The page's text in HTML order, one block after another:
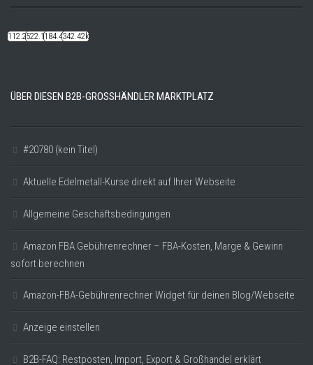
112.22k522.14k184.48k342.42k
ÜBER DIESEN B2B-GROSSHÄNDLER MARKTPLATZ
#20780 (kein Titel)
Aktuelle Edelmetall-Kurse direkt auf Ihrer Webseite
Allgemeine Geschäftsbedingungen
Amazon FBA Gebührenrechner – FBA-Kosten, Marge & Gewinn
sofort berechnen
Amazon-FBA-Gebührenrechner Widget für deinen Blog/Webseite
Anzeige einstellen
B2B-FAQ: Restposten, Import, Export & Großhandel erklärt